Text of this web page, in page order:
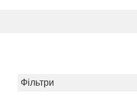
Фільтри